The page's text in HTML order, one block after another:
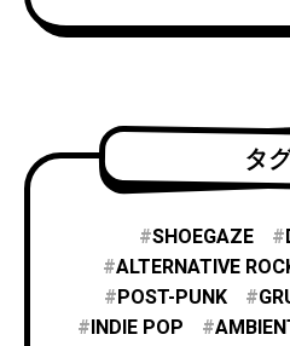
タ
SHOEGAZE
ALTERNATIVE
POST-PUNK
INDIE POP